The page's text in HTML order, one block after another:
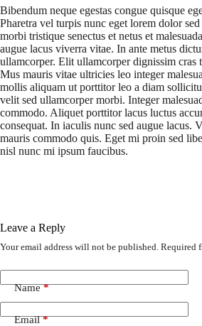
Bibendum neque egestas congue quisque
Pharetra vel turpis nunc eget lorem dolor
morbi tristique senectus et netus et
augue lacus viverra vitae. In ante metus
ullamcorper. Elit ullamcorper dignissim cras
Mus mauris vitae ultricies leo integer
mollis aliquam ut porttitor leo a diam
velit sed ullamcorper morbi. Integer
commodo. Aliquet porttitor lacus luctus
consequat. In iaculis nunc sed augue lacus.
mauris commodo quis. Eget mi proin sed
nisl nunc mi ipsum faucibus.
Leave a Reply
Your email address will not be published. Required
Name*
Email*